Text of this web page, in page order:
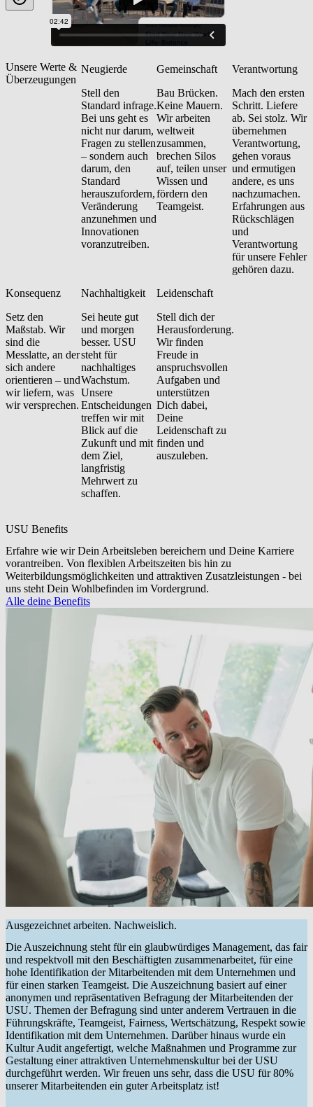
Unsere Werte &
Überzeugungen
Neugierde
Stell den
Standard infrage.
Bei uns geht es
nicht nur darum,
Fragen zu stellen
– sondern auch
darum, den
Standard
herauszufordern,
Veränderung
anzunehmen und
Innovationen
voranzutreiben.
Gemeinschaft
Bau Brücken.
Keine Mauern.
Wir arbeiten
weltweit
zusammen,
brechen Silos
auf, teilen unser
Wissen und
fördern den
Teamgeist.
Verantwortung
Mach den ersten
Schritt. Liefere
ab. Sei stolz. Wir
übernehmen
Verantwortung,
gehen voraus
und ermutigen
andere, es uns
nachzumachen.
Erfahrungen aus
Rückschlägen
und
Verantwortung
für unsere Fehler
gehören dazu.
Konsequenz
Setz den
Maßstab. Wir
sind die
Messlatte, an der
sich andere
orientieren – und
wir liefern, was
wir versprechen.
Nachhaltigkeit
Sei heute gut
und morgen
besser. USU
steht für
nachhaltiges
Wachstum.
Unsere
Entscheidungen
treffen wir mit
Blick auf die
Zukunft und mit
dem Ziel,
langfristig
Mehrwert zu
schaffen.
Leidenschaft
Stell dich der
Herausforderung.
Wir finden
Freude in
anspruchsvollen
Aufgaben und
unterstützen
Dich dabei,
Deine
Leidenschaft zu
finden und
auszuleben.
USU Benefits
Erfahre wie wir Dein Arbeitsleben bereichern und Deine Karriere
vorantreiben. Von flexiblen Arbeitszeiten bis hin zu
Weiterbildungsmöglichkeiten und attraktiven Zusatzleistungen - bei
uns steht Dein Wohlbefinden im Vordergrund.
Alle deine Benefits
Ausgezeichnet arbeiten. Nachweislich.
Die Auszeichnung steht für ein glaubwürdiges Management, das fair
und respektvoll mit den Beschäftigten zusammenarbeitet, für eine
hohe Identifikation der Mitarbeitenden mit dem Unternehmen und
für einen starken Teamgeist. Die Auszeichnung basiert auf einer
anonymen und repräsentativen Befragung der Mitarbeitenden der
USU. Themen der Befragung sind unter anderem Vertrauen in die
Führungskräfte, Teamgeist, Fairness, Wertschätzung, Respekt sowie
Identifikation mit dem Unternehmen. Darüber hinaus wurde ein
Kultur Audit angefertigt, welche Maßnahmen und Programme zur
Gestaltung einer attraktiven Unternehmenskultur bei der USU
durchgeführt werden. Wir freuen uns sehr, dass die USU für 80%
unserer Mitarbeitenden ein guter Arbeitsplatz ist!